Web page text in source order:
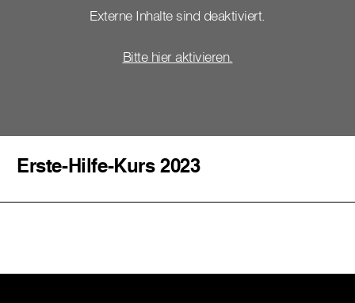
Externe Inhalte sind deaktiviert.
Bitte hier aktivieren.
Erste-Hilfe-Kurs 2023